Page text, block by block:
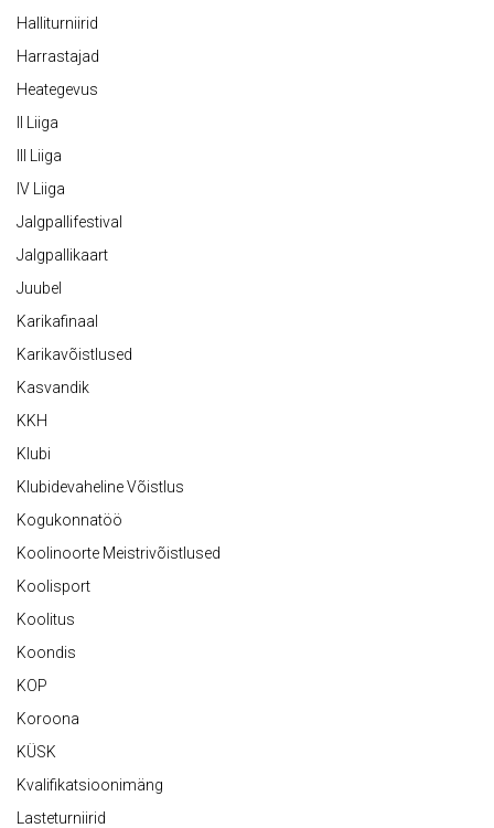
Halliturniirid
Harrastajad
Heategevus
II Liiga
III Liiga
IV Liiga
Jalgpallifestival
Jalgpallikaart
Juubel
Karikafinaal
Karikavõistlused
Kasvandik
KKH
Klubi
Klubidevaheline Võistlus
Kogukonnatöö
Koolinoorte Meistrivõistlused
Koolisport
Koolitus
Koondis
KOP
Koroona
KÜSK
Kvalifikatsioonimäng
Lasteturniirid